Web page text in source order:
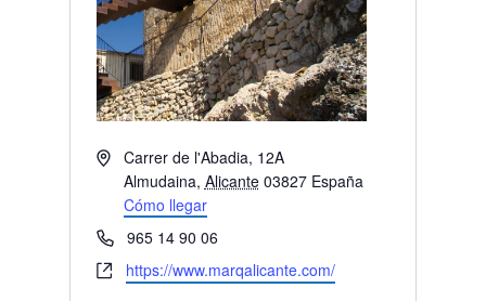
Dirección
Carrer de l'Abadia, 12A
Almudaina, Alicante 03827 España
Cómo llegar
Teléfono965 14 90 06
Websitehttps://www.marqalicante.com/